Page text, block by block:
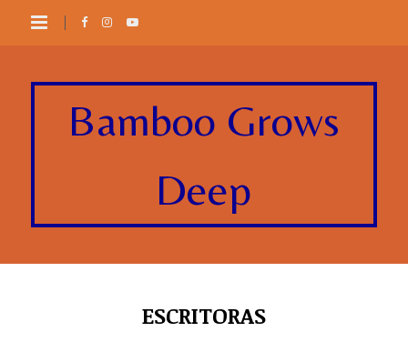
Bamboo Grows
Deep
ESCRITORAS